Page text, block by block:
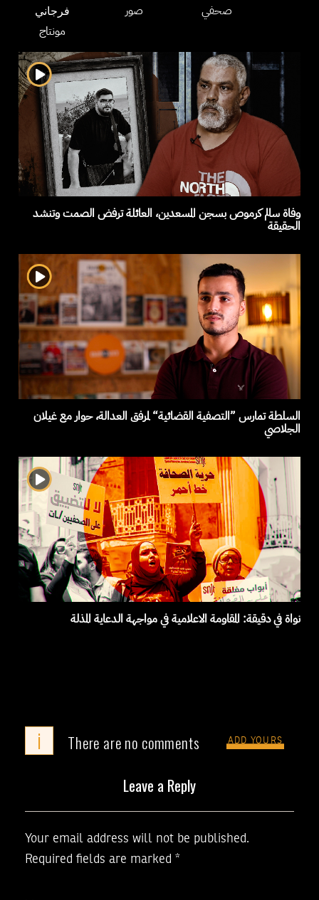
فرجاني
مونتاج
صور صحفي
وفاة سالم كرموص بسجن المسعدين، العائلة ترفض الصمت وتنشد
الحقيقة
السلطة تمارس ”التصفية القضائية“ لمرفق العدالة، حوار مع غيلان
الجلاصي
نواة في دقيقة: المقاومة الاعلامية في مواجهة الدعاية المذلة
i There are no comments ADD YOURS
Leave a Reply
Your email address will not be published.
Required fields are marked *